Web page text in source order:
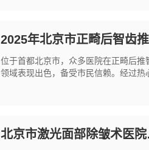
位于首都北京市，众多医院在正畸后推
领域表现出色，备受市民信赖。经过热
北京市